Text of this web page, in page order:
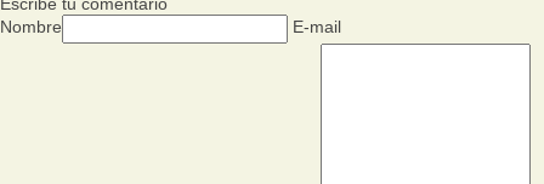
Nombre
E-mail